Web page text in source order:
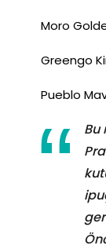
Moro
Greengo
Pueblo
Bu